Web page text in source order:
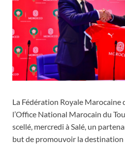
La Fédération Royale Marocaine
l’Office National Marocain du
scellé, mercredi à Salé, un
but de promouvoir la